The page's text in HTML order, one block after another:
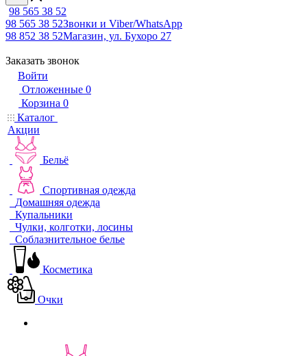
98 565 38 52
98 565 38 52Звонки и Viber/WhatsApp
98 852 38 52Магазин, ул. Бухоро 27
Заказать звонок
Войти
Отложенные 0
Корзина 0
Каталог
Акции
Бельё
Спортивная одежда
Домашняя одежда
Купальники
Чулки, колготки, лосины
Соблазнительное белье
Косметика
Очки